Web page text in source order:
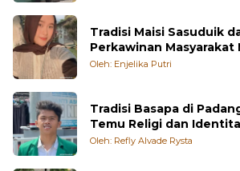
Tradisi Maisi Sasuduik
Perkawinan Masyarakat
Puluh Kota
Oleh: Enjelika Putri
Tradisi Basapa di
Temu Religi dan
Oleh: Refly Alvade Rysta